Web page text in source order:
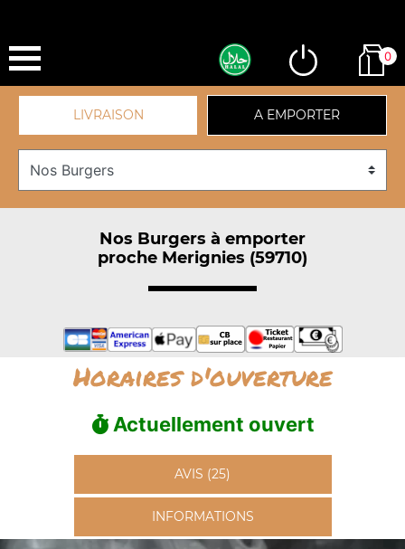
0
LIVRAISON A EMPORTER
Nos Burgers à emporter
proche Merignies (59710)
Horaires d'ouverture
Actuellement ouvert
AVIS (25)
INFORMATIONS